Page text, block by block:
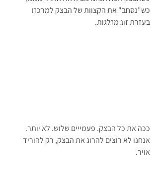
כש"נסחב" את הקצוות של הבצק למרכזו
בעזרת זוג מזלגות.
ככה את כל הבצק. פעמייים שלוש. לא יותר.
אנחנו לא רוצים להרוג את הבצק, רק להוריד
אויר.